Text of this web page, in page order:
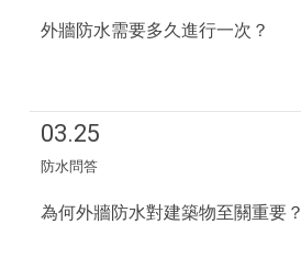
外牆防水需要多久進行一次？
03.25
防水問答
為何外牆防水對建築物至關重要？